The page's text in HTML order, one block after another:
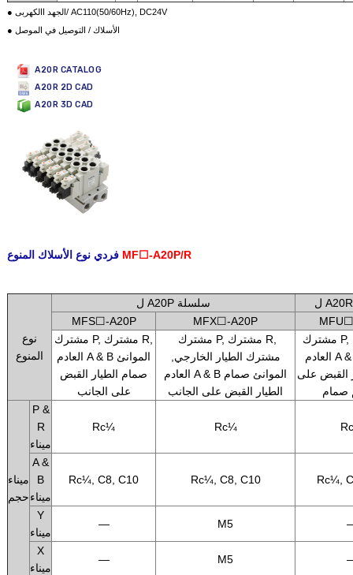
● الجهد االكهربى/ AC110(50/60Hz), DC24V
● الأسلاك / التوصيل في الموصل
A20R CATALOG
A20R 2D CAD
A20R 3D CAD
MF☐-A20P/R
نوع
المنوع
ل A20P سلسلة
MFS☐-A20P
MFX☐-A20P
مشترك P, مشترك R,
العادم A & B الموانئ
صمام الطيار القبض
على الجانب
مشترك الطيار الخارجي,
العادم A & B الموانئ صمام
الطيار القبض على الجانب
مشترك P, مشترك R,
العادم A & B الموانئ
القبض على
صمام
ميناء
حجم
P &
R
ميناء
Rc¼ Rc¼
A &
B
ميناء
Rc¼, C8, C10 Rc¼, C8, C10 Rc¼,
Y
ميناء
— M5
X
ميناء
— M5